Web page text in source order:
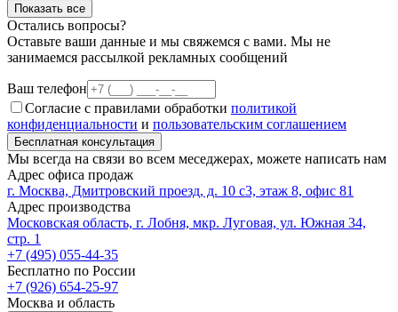
Показать все
Остались вопросы?
Оставьте ваши данные и мы свяжемся с вами. Мы не
занимаемся рассылкой рекламных сообщений
Ваш телефон
Согласие с правилами обработки политикой
конфиденциальности и пользовательским соглашением
Бесплатная консультация
Мы всегда на связи во всем меседжерах, можете написать нам
Адрес офиса продаж
г. Москва, Дмитровский проезд, д. 10 с3, этаж 8, офис 81
Адрес производства
Московская область, г. Лобня, мкр. Луговая, ул. Южная 34,
стр. 1
+7 (495) 055-44-35
Бесплатно по России
+7 (926) 654-25-97
Москва и область